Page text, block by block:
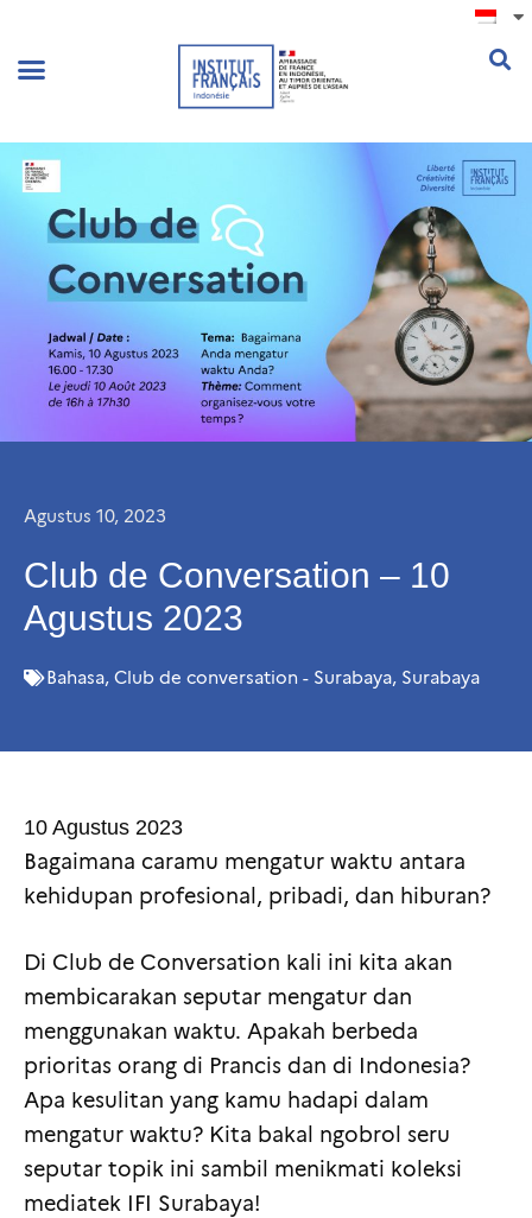
Agustus 10, 2023
Club de Conversation – 10
Agustus 2023
Bahasa, Club de conversation - Surabaya, Surabaya
10 Agustus 2023
Bagaimana caramu mengatur waktu antara
kehidupan profesional, pribadi, dan hiburan?
Di Club de Conversation kali ini kita akan
membicarakan seputar mengatur dan
menggunakan waktu. Apakah berbeda
prioritas orang di Prancis dan di Indonesia?
Apa kesulitan yang kamu hadapi dalam
mengatur waktu? Kita bakal ngobrol seru
seputar topik ini sambil menikmati koleksi
mediatek IFI Surabaya!